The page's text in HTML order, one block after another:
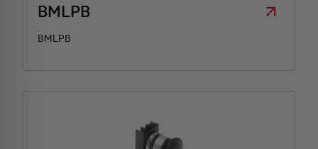
BMLPB
BMLPB